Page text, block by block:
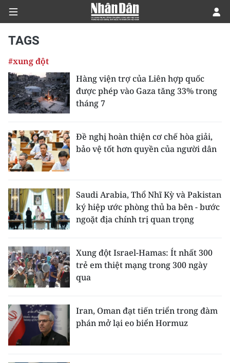
CHÍNH TRỊ
KINH TẾ
XÃ HỘI
PHÁP LUẬT
DU LỊCH
THẾ GIỚI
GIÁO DỤC
KHOA HỌC - CÔNG NGHỆ
MÔI TRƯỜNG
TAGS
#xung đột
Hàng viện trợ của Liên hợp quốc
được phép vào Gaza tăng 33% trong
tháng 7
Đề nghị hoàn thiện cơ chế hòa giải,
bảo vệ tốt hơn quyền của người dân
Saudi Arabia, Thổ Nhĩ Kỳ và Pakistan
ký hiệp ước phòng thủ ba bên - bước
ngoặt địa chính trị quan trọng
Xung đột Israel-Hamas: Ít nhất 300
trẻ em thiệt mạng trong 300 ngày
qua
Iran, Oman đạt tiến triển trong đàm
phán mở lại eo biển Hormuz